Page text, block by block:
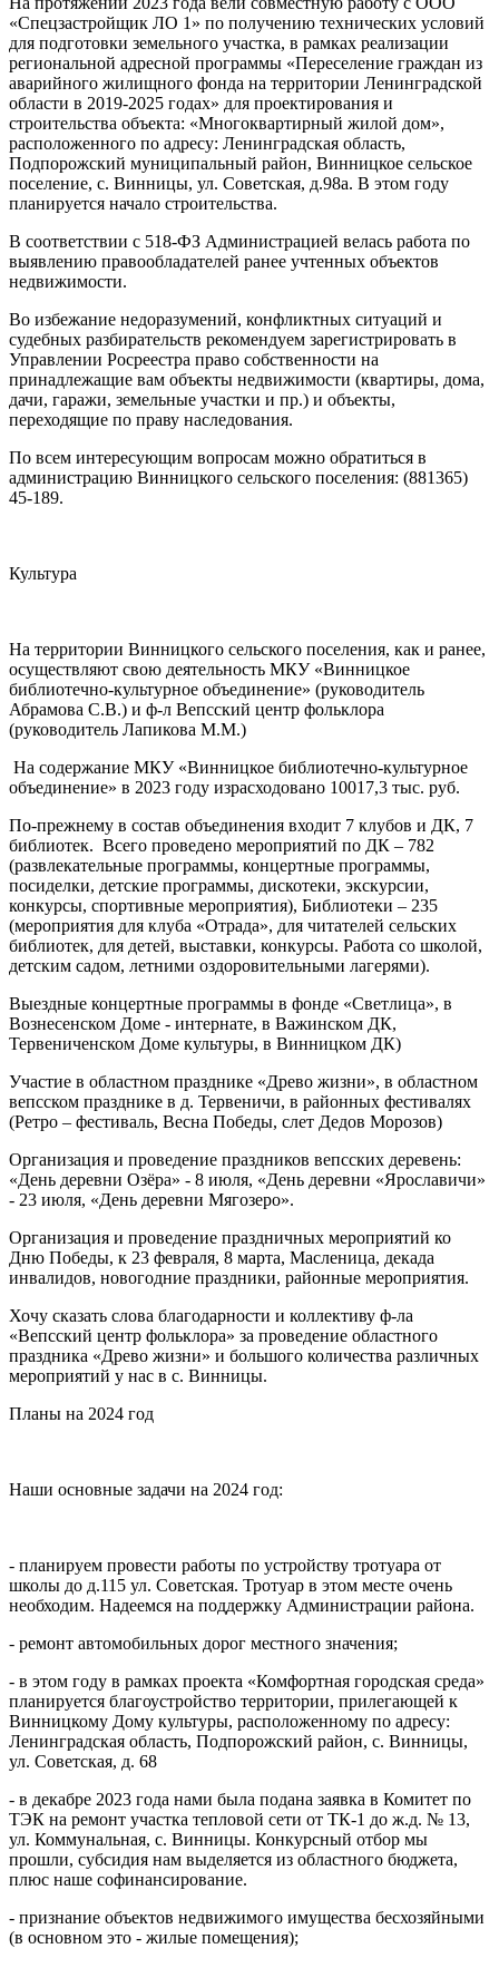
«Спецзастройщик ЛО 1» по получению технических условий
для подготовки земельного участка, в рамках реализации
региональной адресной программы «Переселение граждан из
аварийного жилищного фонда на территории Ленинградской
области в 2019-2025 годах» для проектирования и
строительства объекта: «Многоквартирный жилой дом»,
расположенного по адресу: Ленинградская область,
Подпорожский муниципальный район, Винницкое сельское
поселение, с. Винницы, ул. Советская, д.98а. В этом году
планируется начало строительства.
В соответствии с 518-ФЗ Администрацией велась работа по
выявлению правообладателей ранее учтенных объектов
недвижимости.
Во избежание недоразумений, конфликтных ситуаций и
судебных разбирательств рекомендуем зарегистрировать в
Управлении Росреестра право собственности на
принадлежащие вам объекты недвижимости (квартиры, дома,
дачи, гаражи, земельные участки и пр.) и объекты,
переходящие по праву наследования.
По всем интересующим вопросам можно обратиться в
администрацию Винницкого сельского поселения: (881365)
45-189.
Культура
На территории Винницкого сельского поселения, как и ранее,
осуществляют свою деятельность МКУ «Винницкое
библиотечно-культурное объединение» (руководитель
Абрамова С.В.) и ф-л Вепсский центр фольклора
(руководитель Лапикова М.М.)
На содержание МКУ «Винницкое библиотечно-культурное
объединение» в 2023 году израсходовано 10017,3 тыс. руб.
По-прежнему в состав объединения входит 7 клубов и ДК, 7
библиотек. Всего проведено мероприятий по ДК – 782
(развлекательные программы, концертные программы,
посиделки, детские программы, дискотеки, экскурсии,
конкурсы, спортивные мероприятия), Библиотеки – 235
(мероприятия для клуба «Отрада», для читателей сельских
библиотек, для детей, выставки, конкурсы. Работа со школой,
детским садом, летними оздоровительными лагерями).
Выездные концертные программы в фонде «Светлица», в
Вознесенском Доме - интернате, в Важинском ДК,
Тервениченском Доме культуры, в Винницком ДК)
Участие в областном празднике «Древо жизни», в областном
вепсском празднике в д. Тервеничи, в районных фестивалях
(Ретро – фестиваль, Весна Победы, слет Дедов Морозов)
Организация и проведение праздников вепсских деревень:
«День деревни Озёра» - 8 июля, «День деревни «Ярославичи»
- 23 июля, «День деревни Мягозеро».
Организация и проведение праздничных мероприятий ко
Дню Победы, к 23 февраля, 8 марта, Масленица, декада
инвалидов, новогодние праздники, районные мероприятия.
Хочу сказать слова благодарности и коллективу ф-ла
«Вепсский центр фольклора» за проведение областного
праздника «Древо жизни» и большого количества различных
мероприятий у нас в с. Винницы.
Планы на 2024 год
Наши основные задачи на 2024 год:
- планируем провести работы по устройству тротуара от
школы до д.115 ул. Советская. Тротуар в этом месте очень
необходим. Надеемся на поддержку Администрации района.
- ремонт автомобильных дорог местного значения;
- в этом году в рамках проекта «Комфортная городская среда»
планируется благоустройство территории, прилегающей к
Винницкому Дому культуры, расположенному по адресу:
Ленинградская область, Подпорожский район, с. Винницы,
ул. Советская, д. 68
- в декабре 2023 года нами была подана заявка в Комитет по
ТЭК на ремонт участка тепловой сети от ТК-1 до ж.д. № 13,
ул. Коммунальная, с. Винницы. Конкурсный отбор мы
прошли, субсидия нам выделяется из областного бюджета,
плюс наше софинансирование.
- признание объектов недвижимого имущества бесхозяйными
(в основном это - жилые помещения);